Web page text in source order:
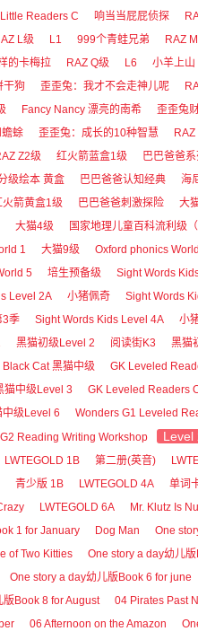
Readers C 响当当屁屁侦探
L级 L1 999个青蛙兄弟
RAZ
的卡梅拉 RAZ Q级 L6
小羊上山
干狗 歪歪兔：我才不会走神儿呢
Fancy Nancy 漂亮的南希
歪歪兔
蜍 歪歪兔：成长的10种智慧
RAZ
Z2级 红火箭蓝盒1级
巴巴爸爸
级绘本 黄盒 巴巴爸爸认知经典
海
火箭黄盒1级 巴巴爸爸刺激探险
大
大猫4级
国家地理儿童百科流利级
1 大猫9级
Oxford phonics
5 培生预备级
Sight Words
Level 2A 小猪佩奇
Sight Words
3季 Sight Words Kids Level 4A
小
黑猫初级Level 2 阅读街K3
黑猫
Black Cat 黑猫中级
GK Leveled
猫中级Level 3
GK Leveled Readers
中级Level 6
Wonders G1 Leveled
G2 Reading Writing Workshop Level
LWTEGOLD 1B 第二册(英音)
青少版 1B LWTEGOLD 4A
单词
LWTEGOLD 6A
Mr. Klutz Is
1 for January Dog Man
One
of Two Kitties
One story a day幼儿
One story a day幼儿版Book 6 for june
Book 8 for August
04 Pirates Past
06 Afternoon on the Amazon